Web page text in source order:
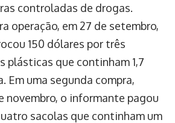
controladas de drogas.
operação, em 27 de setembro,
150 dólares por três
plásticas que continham 1,7
Em uma segunda compra,
novembro, o informante pagou
sacolas que continham um